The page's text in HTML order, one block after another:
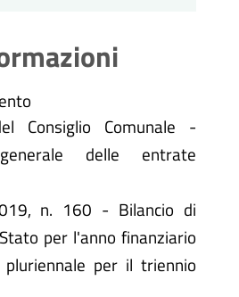
Consiglio Comunale -
delle entrate
n. 160 - Bilancio di
per l'anno finanziario
per il triennio